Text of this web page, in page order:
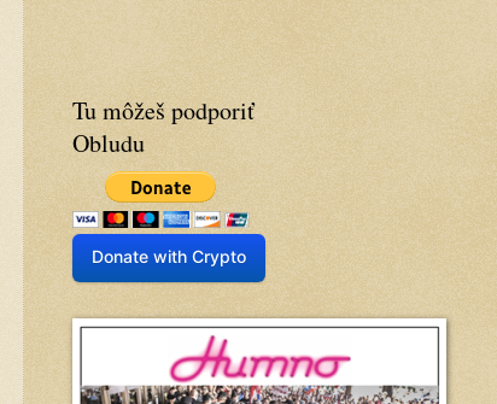
Tu môžeš podporiť
Obludu
Donate with Crypto